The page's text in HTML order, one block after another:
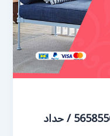
رقم حداد ديوانيات القصر / 56585569 / حداد